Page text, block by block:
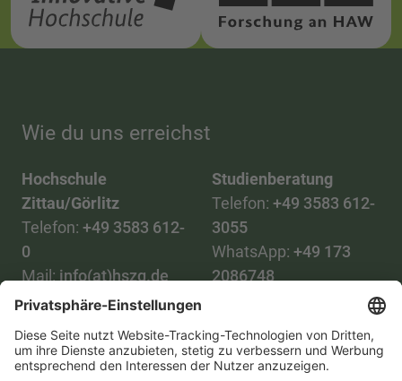
Wie du uns erreichst
Hochschule
Zittau/Görlitz
Telefon: +49 3583 612-
0
Mail: info(at)hszg.de
Studienberatung
Telefon: +49 3583 612-
3055
WhatsApp: +49 173
2086748